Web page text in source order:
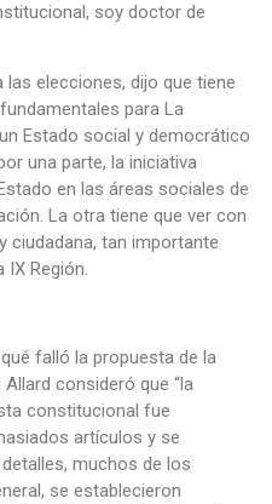
soy doctor de
elecciones, dijo que tiene
para La
Estado social y democrático
una parte, la iniciativa
en las áreas sociales de
La otra tiene que ver con
ciudadana, tan importante
IX Región.
falló la propuesta de la
consideró que “la
constitucional fue
artículos y se
muchos de los
se establecieron